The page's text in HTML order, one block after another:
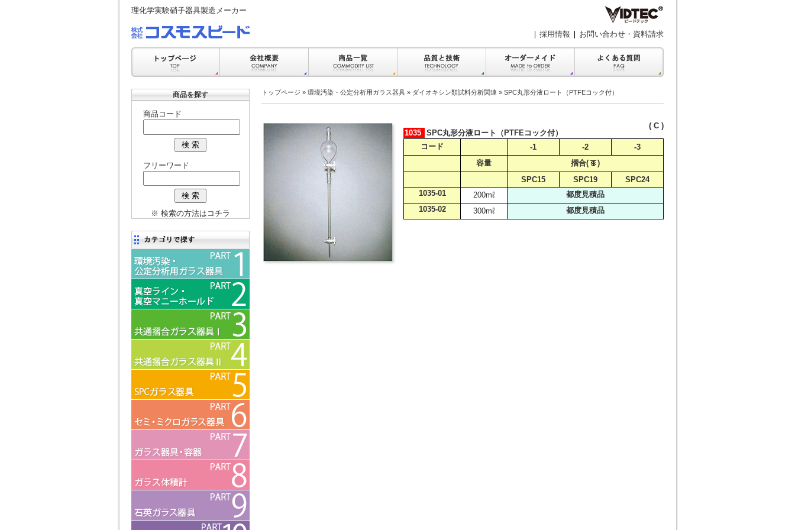
理化学実験硝子器具製造メーカー
お問い合わせ・資料請求
採用情報
商品を探す
商品コード
フリーワード
※ 検索の方法はコチラ
トップページ » 環境汚染・公定分析用ガラス器具 » ダイオキシン類試料分析関連 » SPC丸形分液ロート（PTFEコック付）
( C )
1035 SPC丸形分液ロート（PTFEコック付）
コード
-1 -2
-3
容量
摺合(
)
SPC15
SPC19
SPC24
1035-01
200mℓ
都度見積品
1035-02
300mℓ 都度見積品